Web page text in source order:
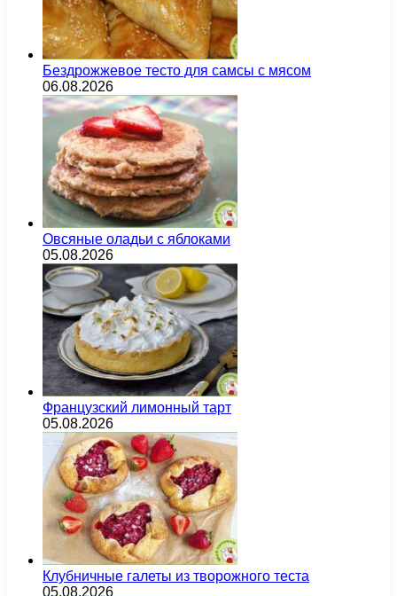
Бездрожжевое тесто для самсы с мясом
06.08.2026
Овсяные оладьи с яблоками
05.08.2026
Французский лимонный тарт
05.08.2026
Клубничные галеты из творожного теста
05.08.2026